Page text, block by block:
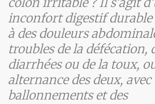
inconfort digestif durable
à des douleurs
troubles de la défécation,
diarrhées ou de la toux,
alternance des deux, avec
ballonnements et des